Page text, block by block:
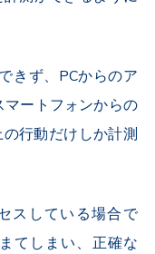
きず、PCからのア
マートフォンからの
行動だけしか計測
スしている場合で
てしまい、正確な